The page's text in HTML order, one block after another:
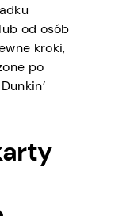
od osób
kroki,
po